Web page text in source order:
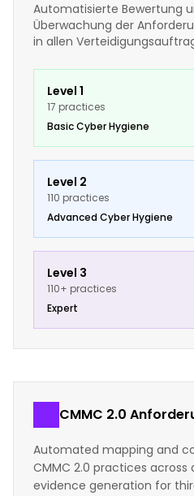
Automatisierte Bewertung
Überwachung der
in allen
Level 1
17 practices
Basic Cyber Hygiene
Level 2
110 practices
Advanced Cyber Hygiene
Level 3
110+ practices
Expert
CMMC 2.0
Automated mapping and
CMMC 2.0 practices across
evidence generation for